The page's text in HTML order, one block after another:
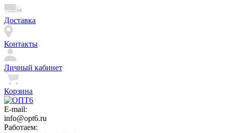
Доставка
Контакты
Личный кабинет
Корзина
E-mail:
info@opt6.ru
Работаем: